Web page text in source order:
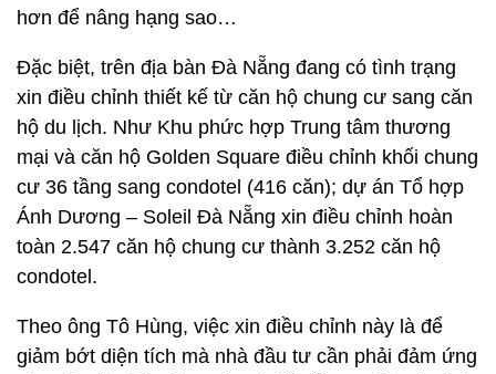
hơn để nâng hạng sao…
Đặc biệt, trên địa bàn Đà Nẵng đang có tình trạng
xin điều chỉnh thiết kế từ căn hộ chung cư sang căn
hộ du lịch. Như Khu phức hợp Trung tâm thương
mại và căn hộ Golden Square điều chỉnh khối chung
cư 36 tầng sang condotel (416 căn); dự án Tổ hợp
Ánh Dương – Soleil Đà Nẵng xin điều chỉnh hoàn
toàn 2.547 căn hộ chung cư thành 3.252 căn hộ
condotel.
Theo ông Tô Hùng, việc xin điều chỉnh này là để
giảm bớt diện tích mà nhà đầu tư cần phải đảm ứng